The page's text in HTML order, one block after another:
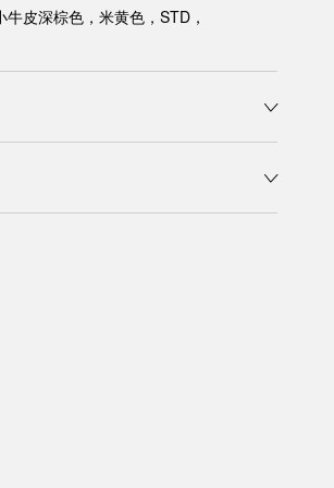
皮深棕色，米黄色，STD，